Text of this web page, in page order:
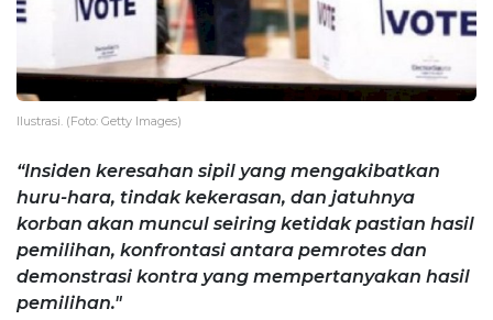
Ilustrasi. (Foto: Getty Images)
“Insiden keresahan sipil yang mengakibatkan
huru-hara, tindak kekerasan, dan jatuhnya
korban akan muncul seiring ketidak pastian hasil
pemilihan, konfrontasi antara pemrotes dan
demonstrasi kontra yang mempertanyakan hasil
pemilihan."